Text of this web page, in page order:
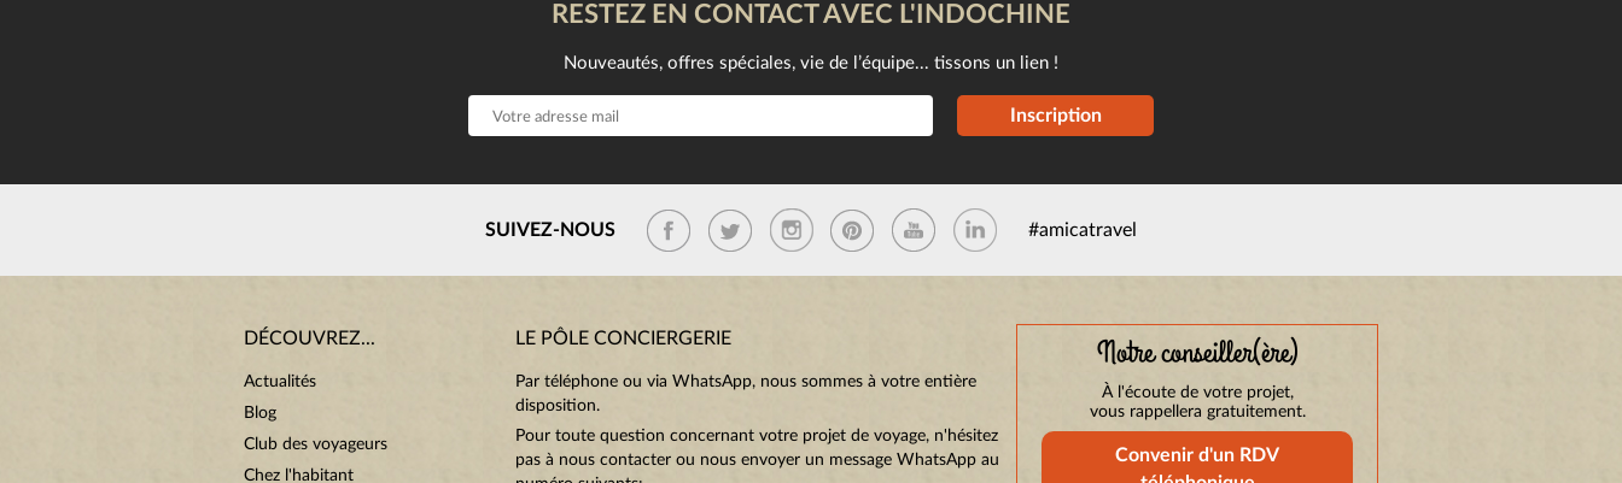
RESTEZ EN CONTACT AVEC L'INDOCHINE
Nouveautés, offres spéciales, vie de l’équipe... tissons un lien !
Inscription
SUIVEZ-NOUS #amicatravel
DÉCOUVREZ...
Actualités
Blog
Club des voyageurs
Chez l'habitant
LE PÔLE CONCIERGERIE
Par téléphone ou via WhatsApp, nous sommes à votre entière
disposition.
Pour toute question concernant votre projet de voyage, n'hésitez
pas à nous contacter ou nous envoyer un message WhatsApp au
Notre conseiller(ère)
À l'écoute de votre projet,
vous rappellera gratuitement.
Convenir d'un RDV